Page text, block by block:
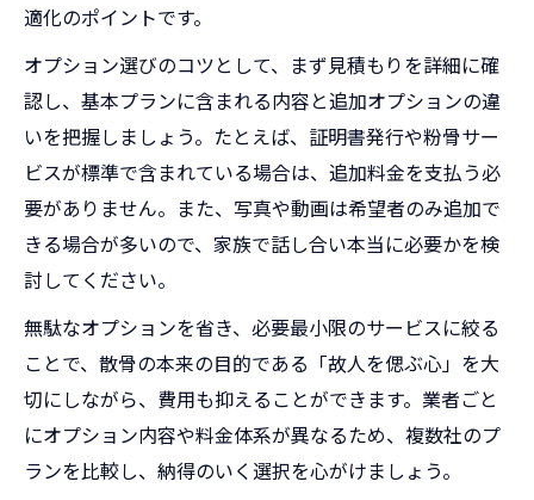
適化のポイントです。
オプション選びのコツとして、まず見積もりを詳細に確
認し、基本プランに含まれる内容と追加オプションの違
いを把握しましょう。たとえば、証明書発行や粉骨サー
ビスが標準で含まれている場合は、追加料金を支払う必
要がありません。また、写真や動画は希望者のみ追加で
きる場合が多いので、家族で話し合い本当に必要かを検
討してください。
無駄なオプションを省き、必要最小限のサービスに絞る
ことで、散骨の本来の目的である「故人を偲ぶ心」を大
切にしながら、費用も抑えることができます。業者ごと
にオプション内容や料金体系が異なるため、複数社のプ
ランを比較し、納得のいく選択を心がけましょう。